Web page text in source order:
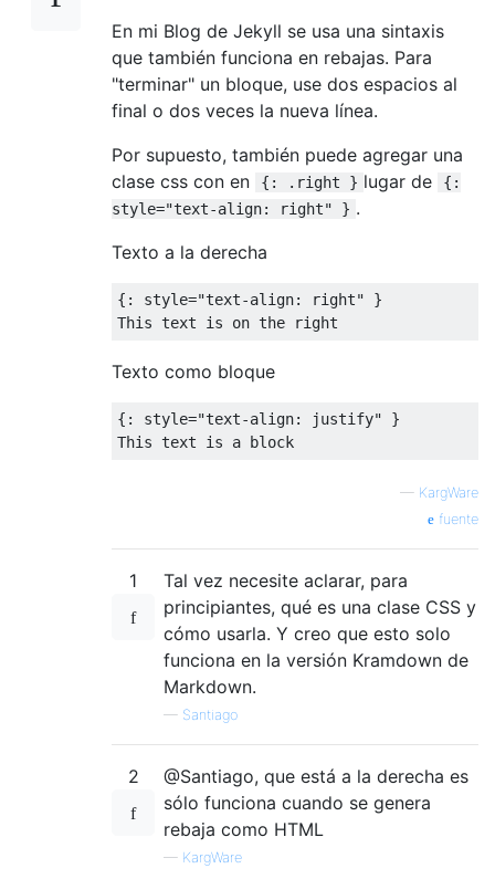
En mi Blog de Jekyll se usa una sintaxis
que también funciona en rebajas. Para
"terminar" un bloque, use dos espacios al
final o dos veces la nueva línea.
Por supuesto, también puede agregar una
clase css con en
{: .right } lugar de
{:
style="text-align: right" } .
Texto a la derecha
{: style="text-align: right" }
Texto como bloque
{: style="text-align: justify" }
— KargWare
fuente
1
Tal vez necesite aclarar, para
principiantes, qué es una clase CSS y
cómo usarla. Y creo que esto solo
funciona en la versión Kramdown de
Markdown.
— Santiago
2
@Santiago, que está a la derecha es
sólo funciona cuando se genera
rebaja como HTML
— KargWare